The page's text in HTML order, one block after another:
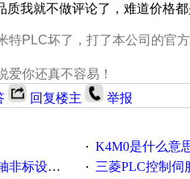
质我就不做评论了，难道价格
特PLC坏了，打了本公司的官
爱你还真不容易！
回复楼主 举报
· K4M0是什么意
CAD电气原理图纸 · 三菱PLC控制伺